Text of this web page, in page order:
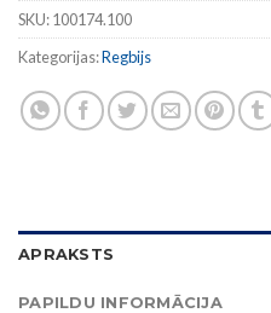
SKU:100174.100
Kategorijas:Regbijs
APRAKSTS
PAPILDU INFORMĀCIJA